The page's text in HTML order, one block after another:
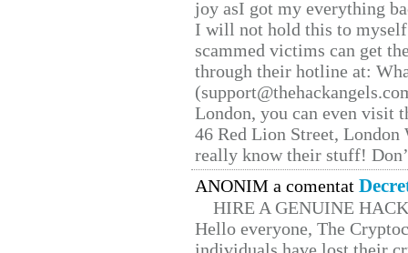
joy asI got my everything
I will not hold this to
scammed victims can get
through their hotline at:
London, you can even visit
46 Red Lion Street, London
really know their stuff!
ANONIM a comentat
HIRE A GENUINE
Hello everyone, The